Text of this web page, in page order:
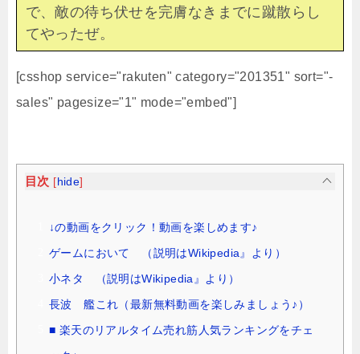
で、敵の待ち伏せを完膚なきまでに蹴散らし
てやったぜ。
[csshop service="rakuten" category="201351" sort="-
sales" pagesize="1" mode="embed"]
目次 [ hide]
↓の動画をクリック！動画を楽しめます♪
ゲームにおいて （説明はWikipedia』より）
小ネタ （説明はWikipedia』より）
長波 艦これ（最新無料動画を楽しみましょう♪）
■ 楽天のリアルタイム売れ筋人気ランキングをチェ